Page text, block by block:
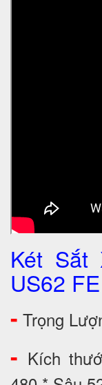
Két Sắt
US62
- Trọng
- Kích